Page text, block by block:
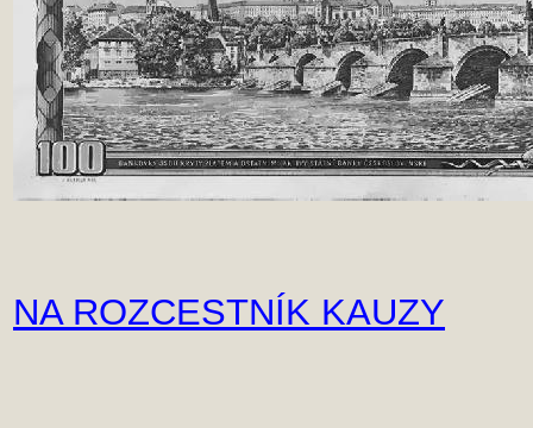
NA ROZCESTNÍK KAUZY